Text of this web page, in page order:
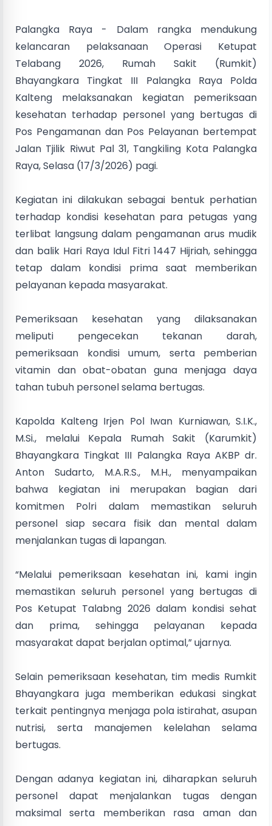
Palangka Raya - Dalam rangka mendukung
kelancaran pelaksanaan Operasi Ketupat
Telabang 2026, Rumah Sakit (Rumkit)
Bhayangkara Tingkat III Palangka Raya Polda
Kalteng melaksanakan kegiatan pemeriksaan
kesehatan terhadap personel yang bertugas di
Pos Pengamanan dan Pos Pelayanan bertempat
Jalan Tjilik Riwut Pal 31, Tangkiling Kota Palangka
Raya, Selasa (17/3/2026) pagi.
Kegiatan ini dilakukan sebagai bentuk perhatian
terhadap kondisi kesehatan para petugas yang
terlibat langsung dalam pengamanan arus mudik
dan balik Hari Raya Idul Fitri 1447 Hijriah, sehingga
tetap dalam kondisi prima saat memberikan
pelayanan kepada masyarakat.
Pemeriksaan kesehatan yang dilaksanakan
meliputi pengecekan tekanan darah,
pemeriksaan kondisi umum, serta pemberian
vitamin dan obat-obatan guna menjaga daya
tahan tubuh personel selama bertugas.
Kapolda Kalteng Irjen Pol Iwan Kurniawan, S.I.K.,
M.Si., melalui Kepala Rumah Sakit (Karumkit)
Bhayangkara Tingkat III Palangka Raya AKBP dr.
Anton Sudarto, M.A.R.S., M.H., menyampaikan
bahwa kegiatan ini merupakan bagian dari
komitmen Polri dalam memastikan seluruh
personel siap secara fisik dan mental dalam
menjalankan tugas di lapangan.
“Melalui pemeriksaan kesehatan ini, kami ingin
memastikan seluruh personel yang bertugas di
Pos Ketupat Talabng 2026 dalam kondisi sehat
dan prima, sehingga pelayanan kepada
masyarakat dapat berjalan optimal,” ujarnya.
Selain pemeriksaan kesehatan, tim medis Rumkit
Bhayangkara juga memberikan edukasi singkat
terkait pentingnya menjaga pola istirahat, asupan
nutrisi, serta manajemen kelelahan selama
bertugas.
Dengan adanya kegiatan ini, diharapkan seluruh
personel dapat menjalankan tugas dengan
maksimal serta memberikan rasa aman dan